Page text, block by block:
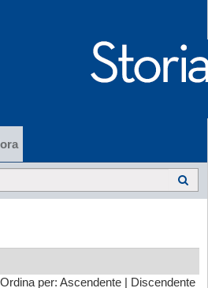
al '68
Ordina per: Ascendente Discendente